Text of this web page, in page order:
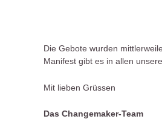
Die Gebote wurden
Manifest gibt es in allen
Mit lieben Grüssen
Das Changemaker-Team